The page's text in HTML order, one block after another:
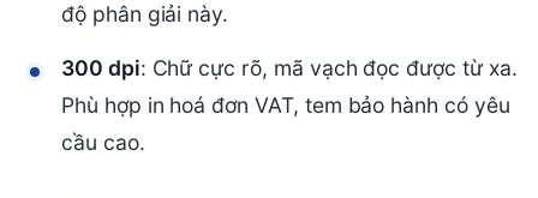
độ phân giải này.
300 dpi: Chữ cực rõ, mã vạch đọc được từ xa.
Phù hợp in hoá đơn VAT, tem bảo hành có yêu
cầu cao.